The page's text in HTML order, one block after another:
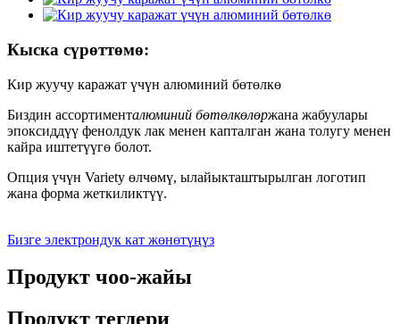
Кыска сүрөттөмө:
Кир жуучу каражат үчүн алюминий бөтөлкө
Биздин ассортименталюминий бөтөлкөлөржана жабуулары
эпоксиддүү фенолдук лак менен капталган жана толугу менен
кайра иштетүүгө болот.
Опция үчүн Variety өлчөмү, ылайыкташтырылган логотип
жана форма жеткиликтүү.
Бизге электрондук кат жөнөтүңүз
Продукт чоо-жайы
Продукт тегдери